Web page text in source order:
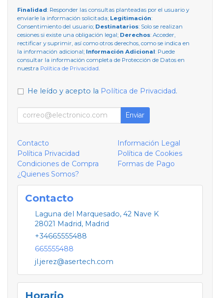
Finalidad: Responder las consultas planteadas por el usuario y
enviarle la información solicitada; Legitimación:
Consentimiento del usuario; Destinatarios: Solo se realizan
cesiones si existe una obligación legal; Derechos: Acceder,
rectificar y suprimir, así como otros derechos, como se indica en
la información adicional; Información Adicional: Puede
consultar la información completa de Protección de Datos en
nuestra Política de Privacidad
He leído y acepto la Política de Privacidad.
Enviar
Contacto
Información Legal
Política Privacidad
Política de Cookies
Condiciones de Compra
Formas de Pago
¿Quienes Somos?
Contacto
Laguna del Marquesado, 42 Nave K
28021 Madrid, Madrid
+34665555488
665555488
jl.jerez@asertech.com
Horario